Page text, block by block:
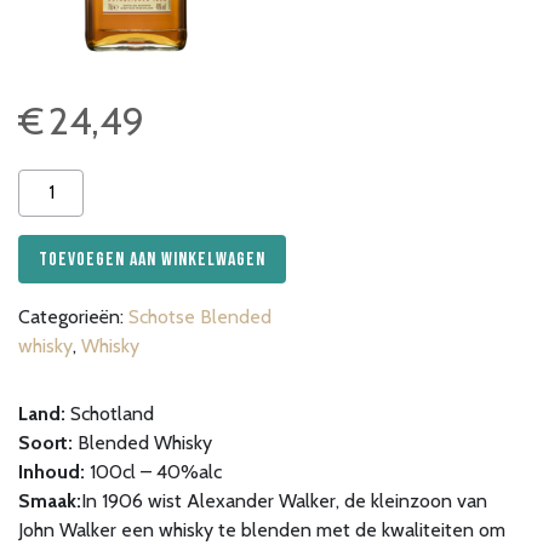
€24,49
Johnnie
Walker
Red
Label
aantal
Toevoegen aan winkelwagen
Categorieën: Schotse Blended
whisky, Whisky
Land: Schotland
Soort: Blended Whisky
Inhoud: 100cl – 40%alc
Smaak:In 1906 wist Alexander Walker, de kleinzoon van
John Walker een whisky te blenden met de kwaliteiten om